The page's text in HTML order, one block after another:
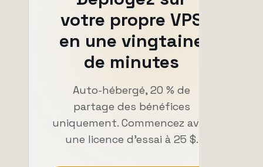
votre propre VPS
en une vingtaine
de minutes
Auto-hébergé, 20 % de
partage des bénéfices
uniquement. Commencez avec
une licence d'essai à 25 $.